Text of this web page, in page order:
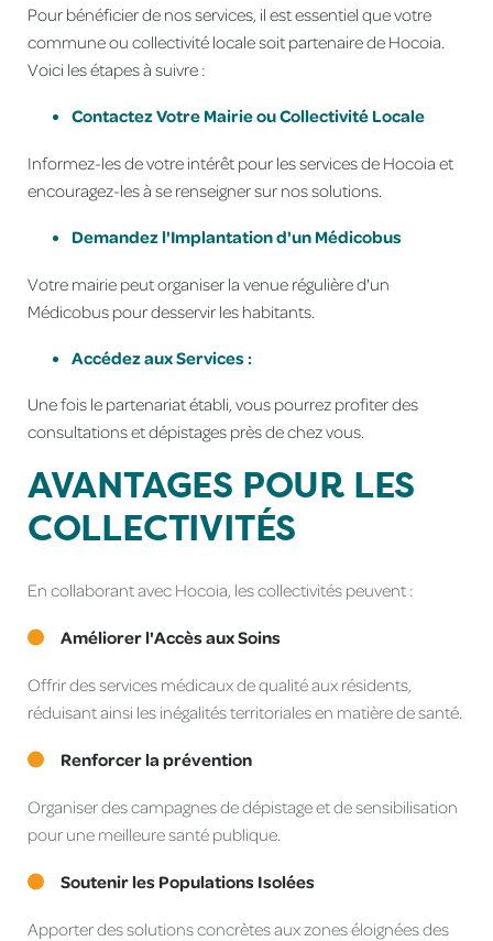
Pour bénéficier de nos services, il est essentiel que votre
commune ou collectivité locale soit partenaire de Hocoia.
Voici les étapes à suivre :
Contactez Votre Mairie ou Collectivité Locale
Informez-les de votre intérêt pour les services de Hocoia et
encouragez-les à se renseigner sur nos solutions.
Demandez l'Implantation d'un Médicobus
Votre mairie peut organiser la venue régulière d'un
Médicobus pour desservir les habitants.
Accédez aux Services :
Une fois le partenariat établi, vous pourrez profiter des
consultations et dépistages près de chez vous.
AVANTAGES POUR LES
COLLECTIVITÉS
En collaborant avec Hocoia, les collectivités peuvent :
Améliorer l'Accès aux Soins
Offrir des services médicaux de qualité aux résidents,
réduisant ainsi les inégalités territoriales en matière de santé.
Renforcer la prévention
Organiser des campagnes de dépistage et de sensibilisation
pour une meilleure santé publique.
Soutenir les Populations Isolées
Apporter des solutions concrètes aux zones éloignées des